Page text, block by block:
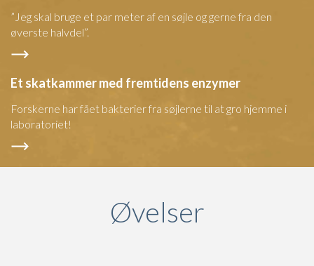
”Jeg skal bruge et par meter af en søjle og gerne fra den
øverste halvdel”.
Et skatkammer med fremtidens enzymer
Forskerne har fået bakterier fra søjlerne til at gro hjemme i
laboratoriet!
Øvelser